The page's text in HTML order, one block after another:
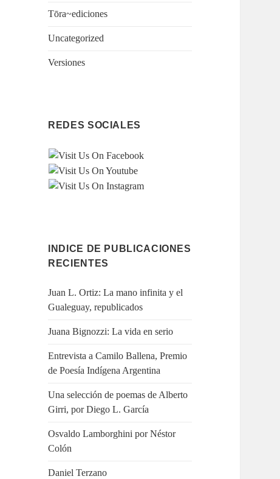
Tōra~ediciones
Uncategorized
Versiones
REDES SOCIALES
INDICE DE PUBLICACIONES
RECIENTES
Juan L. Ortiz: La mano infinita y el
Gualeguay, republicados
Juana Bignozzi: La vida en serio
Entrevista a Camilo Ballena, Premio
de Poesía Indígena Argentina
Una selección de poemas de Alberto
Girri, por Diego L. García
Osvaldo Lamborghini por Néstor
Colón
Daniel Terzano